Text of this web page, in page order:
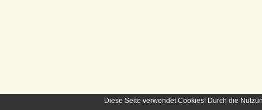
Diese Seite verwendet Cookies! Durch die